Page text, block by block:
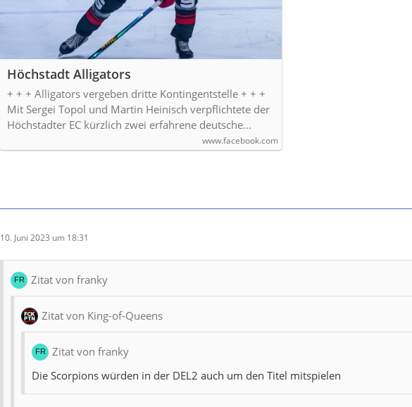
Höchstadt Alligators
+ + + Alligators vergeben dritte Kontingentstelle + + +
Mit Sergei Topol und Martin Heinisch verpflichtete der
Höchstadter EC kürzlich zwei erfahrene deutsche…
www.facebook.com
10. Juni 2023 um 18:31
Zitat von franky
Zitat von King-of-Queens
Zitat von franky
Die Scorpions würden in der DEL2 auch um den Titel mitspielen